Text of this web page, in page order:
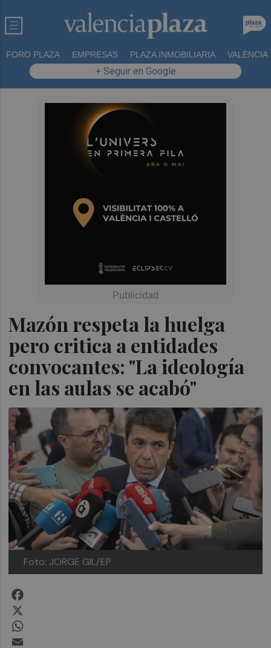
FORO PLAZA EMPRESAS PLAZA INMOBILIARIA VALÈNCIA
+ Seguir en Google
Mazón respeta la huelga
pero critica a entidades
convocantes: "La ideología
en las aulas se acabó"
Foto: JORGE GIL/EP